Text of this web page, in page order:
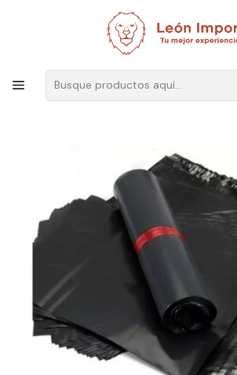
Envíos GRATIS
Herramientas Equipamiento y Comercio
Embalaje de productos